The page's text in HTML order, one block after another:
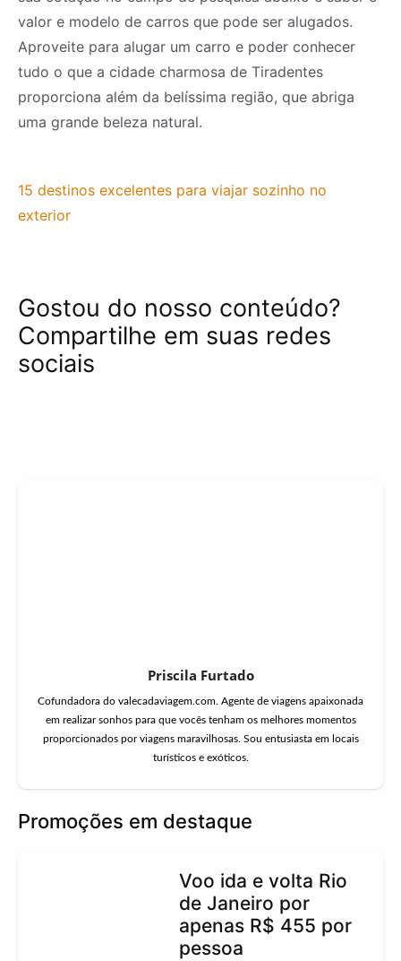
valor e modelo de carros que pode ser alugados.
Aproveite para alugar um carro e poder conhecer
tudo o que a cidade charmosa de Tiradentes
proporciona além da belíssima região, que abriga
uma grande beleza natural.
15 destinos excelentes para viajar sozinho no
exterior
Gostou do nosso conteúdo?
Compartilhe em suas redes
sociais
Priscila Furtado
Cofundadora do valecadaviagem.com. Agente de viagens apaixonada
em realizar sonhos para que vocês tenham os melhores momentos
proporcionados por viagens maravilhosas. Sou entusiasta em locais
turísticos e exóticos.
Promoções em destaque
Voo ida e volta Rio
de Janeiro por
apenas R$ 455 por
pessoa